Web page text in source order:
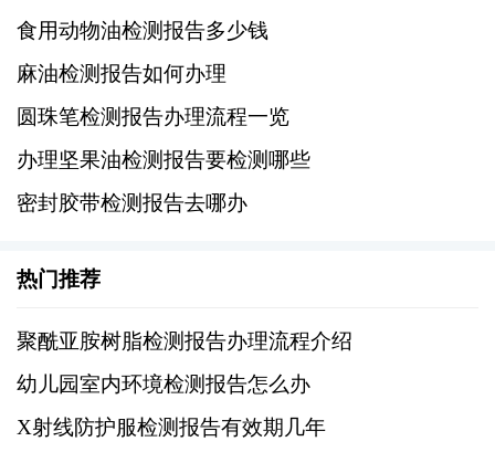
2、紧急程度：如果客户希望加快进度缩短周期
时间，则可能需要支付加急服务费。
3、附加服务：例如现场取样、数据分析解释、
后续技术支持等增值服务均可能导致价格上
4、地域差异：不同城市间生活消费水平和物流
成本存在较大差别，这也会影响到最终报价水
平。
办理一份完整的红枣检测报告所需的费用大约
食用动物油检测报告多少钱
麻油检测报告如何办理
圆珠笔检测报告办理流程一览
办理坚果油检测报告要检测哪些
密封胶带检测报告去哪办
热门推荐
聚酰亚胺树脂检测报告办理流程介绍
幼儿园室内环境检测报告怎么办
X射线防护服检测报告有效期几年